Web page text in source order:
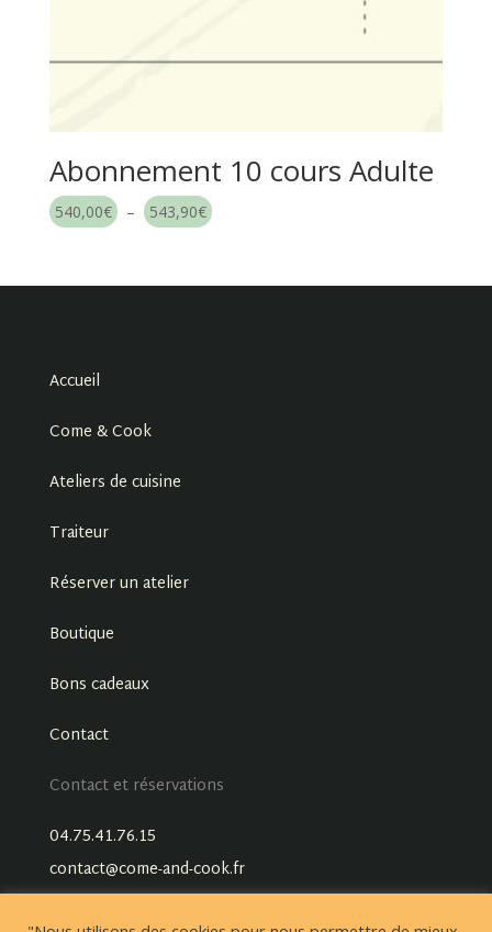
Abonnement 10 cours Adulte
540,00€ – 543,90€ Plage
540,00€
Accueil
Come & Cook
Ateliers de cuisine
Traiteur
Réserver un atelier
Boutique
Bons cadeaux
Contact
Contact et réservations
04.75.41.76.15
contact@come-and-cook.fr